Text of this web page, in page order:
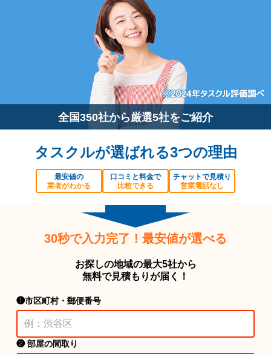
全国350社から厳選5社をご紹介
タスクルが選ばれる3つの理由
最安値の
業者がわかる
口コミと料金で
比較できる
チャットで見積り
営業電話なし
30秒で入力完了！最安値が選べる
お探しの地域の最大5社から
無料で見積もりが届く！
❶市区町村・郵便番号
❷ 部屋の間取り